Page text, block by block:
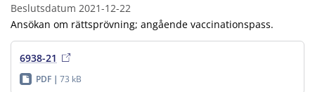
Beslutsdatum 2021-12-22
Ansökan om rättsprövning; angående vaccinationspass.
6938-21
PDF 73 kB